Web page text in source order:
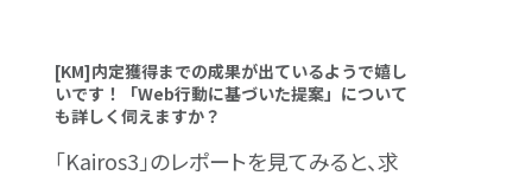
[KM]内定獲得までの成果が出ているようで嬉し
いです！「Web行動に基づいた提案」について
も詳しく伺えますか？
「Kairos3」のレポートを見てみると、求